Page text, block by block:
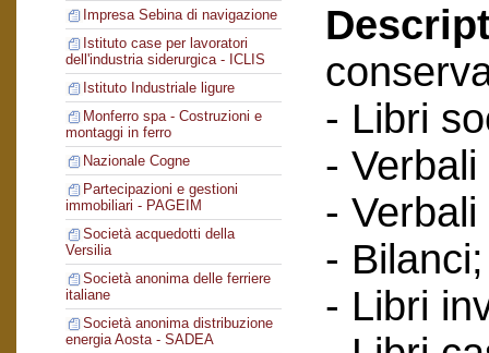
Impresa Sebina di navigazione
Istituto case per lavoratori
dell'industria siderurgica - ICLIS
Istituto Industriale ligure
Monferro spa - Costruzioni e
montaggi in ferro
Nazionale Cogne
Partecipazioni e gestioni
immobiliari - PAGEIM
Società acquedotti della
Versilia
Società anonima delle ferriere
italiane
Società anonima distribuzione
energia Aosta - SADEA
- Libri
-
-
- Bilanci;
- Libri